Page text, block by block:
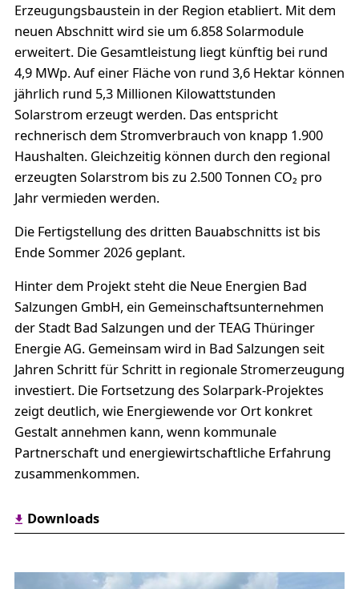
Erzeugungsbaustein in der Region etabliert. Mit dem
neuen Abschnitt wird sie um 6.858 Solarmodule
erweitert. Die Gesamtleistung liegt künftig bei rund
4,9 MWp. Auf einer Fläche von rund 3,6 Hektar können
jährlich rund 5,3 Millionen Kilowattstunden
Solarstrom erzeugt werden. Das entspricht
rechnerisch dem Stromverbrauch von knapp 1.900
Haushalten. Gleichzeitig können durch den regional
erzeugten Solarstrom bis zu 2.500 Tonnen CO₂ pro
Jahr vermieden werden.
Die Fertigstellung des dritten Bauabschnitts ist bis
Ende Sommer 2026 geplant.
Hinter dem Projekt steht die Neue Energien Bad
Salzungen GmbH, ein Gemeinschaftsunternehmen
der Stadt Bad Salzungen und der TEAG Thüringer
Energie AG. Gemeinsam wird in Bad Salzungen seit
Jahren Schritt für Schritt in regionale Stromerzeugung
investiert. Die Fortsetzung des Solarpark-Projektes
zeigt deutlich, wie Energiewende vor Ort konkret
Gestalt annehmen kann, wenn kommunale
Partnerschaft und energiewirtschaftliche Erfahrung
zusammenkommen.
Downloads